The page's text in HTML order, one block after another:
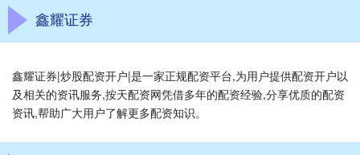
鑫耀证券
鑫耀证券|炒股配资开户|是一家正规配资平台,为用户提供配资开户以
及相关的资讯服务,按天配资网凭借多年的配资经验,分享优质的配资
资讯,帮助广大用户了解更多配资知识。